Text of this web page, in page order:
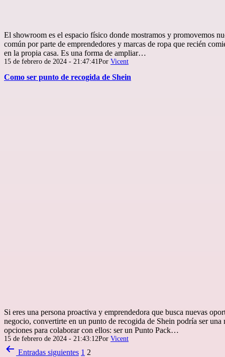
El showroom es el espacio físico donde mostramos y promovemos
común por parte de emprendedores y marcas de ropa que recién
en la propia casa. Es una forma de ampliar…
Publicada
15 de febrero de 2024 - 21:47:41Por Vicent
Como ser punto de recogida de Shein
Si eres una persona proactiva y emprendedora que busca nuevas
negocio, convertirte en un punto de recogida de Shein podría ser
opciones para colaborar con ellos: ser un Punto Pack…
Publicada
el
15 de febrero de 2024 - 21:43:12Por Vicent
Paginación
Entradas siguientes 1 2